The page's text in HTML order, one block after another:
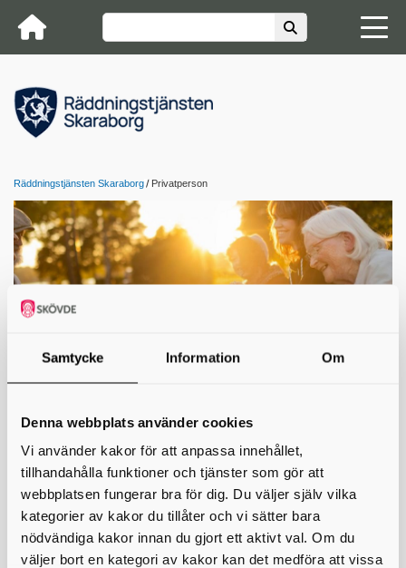
Samtycke Information Om
Denna webbplats använder cookies
Vi använder kakor för att anpassa innehållet,
tillhandahålla funktioner och tjänster som gör att
webbplatsen fungerar bra för dig. Du väljer själv vilka
kategorier av kakor du tillåter och vi sätter bara
nödvändiga kakor innan du gjort ett aktivt val. Om du
väljer bort en kategori av kakor kan det medföra att vissa
Räddningstjänsten Skaraborg Privatperson
Privatperson
På de här sidorna har vi samlat information som gäller dig som
privatperson. Du kan bland annat hitta avgifterna för
brandskyddskontroll och sotning, lära dig om brandsäkerhet i
hemmet och ute i naturen, ansöka om egensotning och hyra flytväst.
Foto: Myndigheten för civilt försvar, Melker Dahlstrand